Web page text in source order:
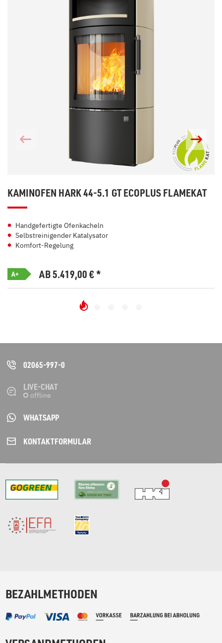
KAMINOFEN HARK 44-5.1 GT ECOPLUS FLAMEKAT
Handgefertigte Ofenkacheln
Selbstreinigender Katalysator
Komfort-Regelung
A+ AB 5.419,00€*
02065-997-0
LIVE-CHAT
WHATSAPP
KONTAKT­FORMULAR
BEZAHLMETHODEN